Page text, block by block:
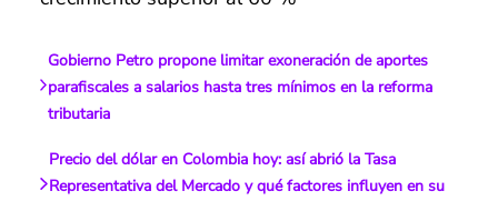
Gobierno Petro propone limitar exoneración de aportes
parafiscales a salarios hasta tres mínimos en la reforma
tributaria
Precio del dólar en Colombia hoy: así abrió la Tasa
Representativa del Mercado y qué factores influyen en su